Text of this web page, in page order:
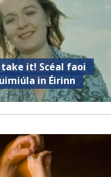
it! Scéal faoi
in Éirinn